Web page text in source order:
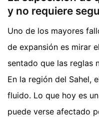
y no requiere
Uno de los mayores
de expansión es mirar
sentado que las reglas
En la región del Sahel,
fluido. Lo que hoy es
puede verse afectado